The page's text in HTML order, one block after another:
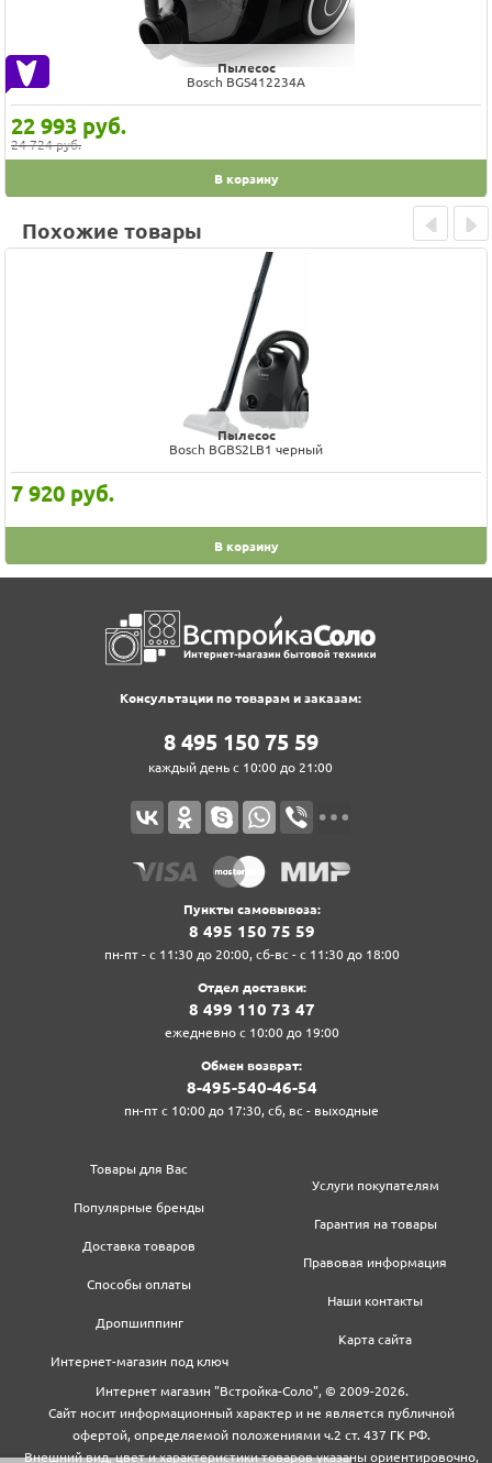
Пылесос
Bosch BGS412234A
22 993 руб.
24 724 руб.
В корзину
Похожие товары
Пылесос
Bosch BGBS2LB1 черный
7 920 руб.
В корзину
Prev Next
Консультации по товарам и заказам:
8‍ 4‍9‍5‍ 1‍5‍0‍ 7‍5‍ 5‍9‍
каждый день с 10:00 до 21:00
Пункты самовывоза:
8‍ 4‍9‍5‍ 1‍5‍0‍ 7‍5‍ 5‍9‍
пн-пт - с 11:30 до 20:00, сб-вс - с 11:30 до 18:00
Отдел доставки:
8‍ 4‍9‍9‍ 1‍1‍0‍ 7‍3‍ 4‍7‍
ежедневно с 10:00 до 19:00
Обмен возврат:
8‍-4‍9‍5‍-5‍4‍0‍-4‍6‍-5‍4‍
пн-пт с 10:00 до 17:30, сб, вс - выходные
Товары для Вас
Популярные бренды
Доставка товаров
Способы оплаты
Дропшиппинг
Интернет-магазин под ключ
Услуги покупателям
Гарантия на товары
Правовая информация
Наши контакты
Карта сайта
Интернет магазин "Встройка-Соло", © 2009-2026.
Сайт носит информационный характер и не является публичной
офертой, определяемой положениями ч.2 ст. 437 ГК РФ.
Внешний вид, цвет и характеристики товаров указаны ориентировочно,